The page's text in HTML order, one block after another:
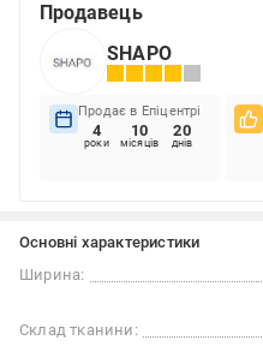
Продавець
SHAPO
Продає в Епіцентрі
4
роки
10
місяців
20
днів
Основні характеристики
Ширина:
Склад тканини: